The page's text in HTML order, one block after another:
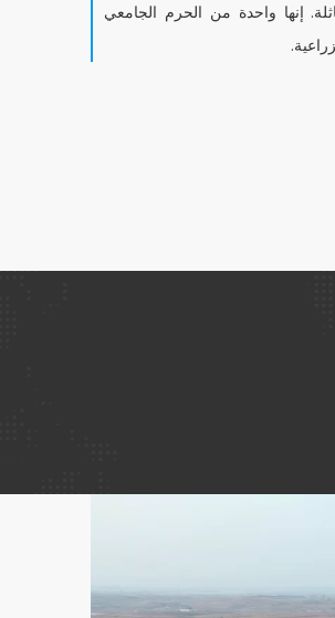
إنها واحدة من الحرم الجامعي